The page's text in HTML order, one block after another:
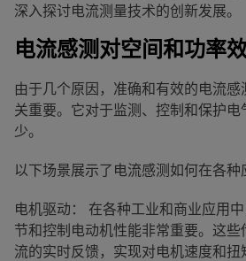
深入探讨电流测量技术的创新发展。
电流感测对空间和功率
由于几个原因，准确和有效的电流
关重要。它对于监测、控制和保护
少。
以下场景展示了电流感测如何在各种
电机驱动： 在各种工业和商业应用
节和控制电动机性能非常重要。这
流的实时反馈，实现对电机速度和